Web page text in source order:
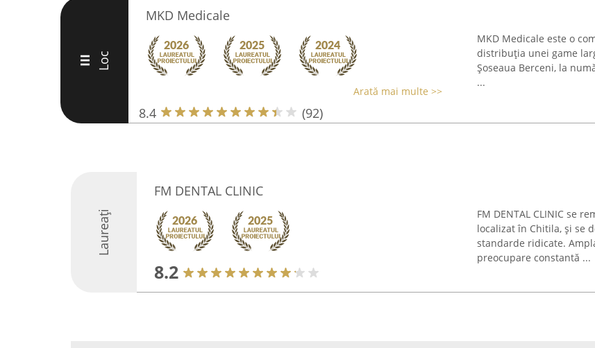
III Loc
MKD Medicale
Arată mai multe >>
8.4 (92)
MKD Medicale este o
distribuția unei game
Șoseaua Berceni, la
...
Laureați
FM DENTAL CLINIC
8.2
FM DENTAL CLINIC se
localizat în Chitila, și se
standarde ridicate.
preocupare constantă ...